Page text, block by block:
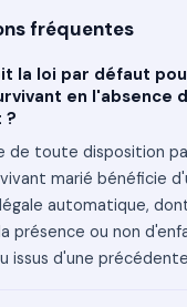
fréquentes
la loi par défaut
en l'absence
?
de toute disposition
marié bénéficie
automatique,
présence ou non
issus d'une